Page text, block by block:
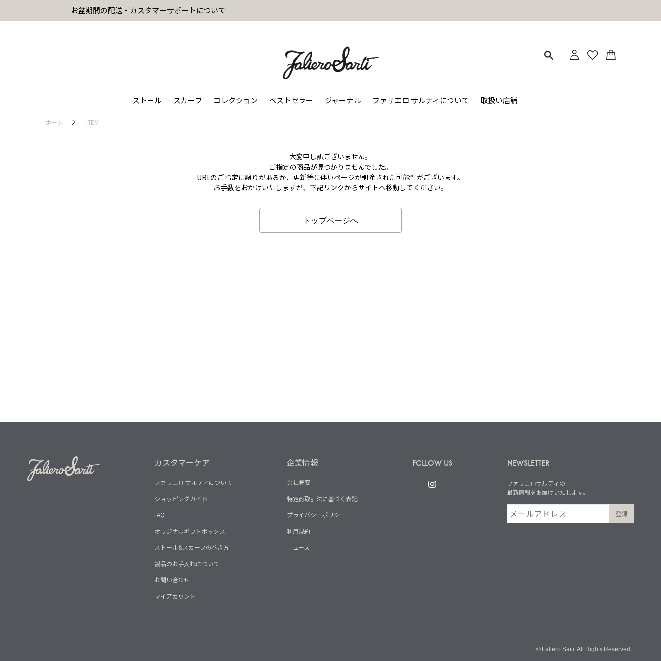
お盆期間の配送・カスタマーサポートについて
ストール スカーフ コレクション ベストセラー ジャーナル ファリエロ サルティについて 取扱い店舗
ホーム ITEM
大変申し訳ございません。
ご指定の商品が見つかりませんでした。
URLのご指定に誤りがあるか、更新等に伴いページが削除された可能性がございます。
お手数をおかけいたしますが、下記リンクからサイトへ移動してください。
トップページへ
カスタマーケア
ファリエロ サルティについて
ショッピングガイド
FAQ
オリジナルギフトボックス
ストール&スカーフの巻き方
製品のお手入れについて
お問い合わせ
マイアカウント
企業情報
会社概要
特定商取引法に基づく表記
プライバシーポリシー
利用規約
ニュース
FOLLOW US NEWSLETTER
ファリエロサルティの
最新情報をお届けいたします。
© Faliero Sarti. All Rights Reserved.